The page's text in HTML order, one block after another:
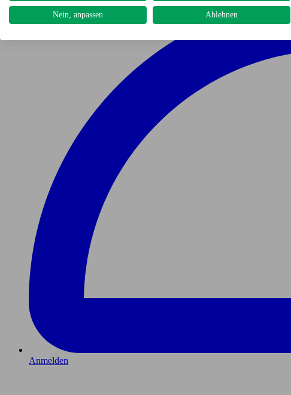
Anmelden
Nein, anpassen Ablehnen